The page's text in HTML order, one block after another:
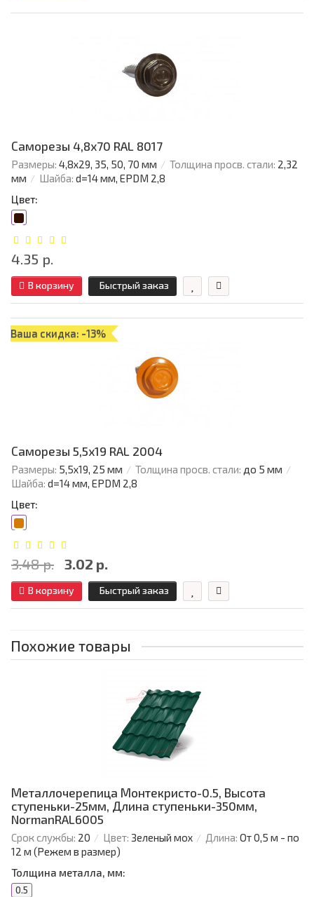
Саморезы 4,8х70 RAL 8017
Размеры: 4,8х29, 35, 50, 70 мм Толщина просв. стали: 2,32
мм
Шайба: d=14 мм, EPDM 2,8
Цвет:
4.35 р.
В корзину Быстрый заказ
Ваша скидка: -13%
Саморезы 5,5х19 RAL 2004
Размеры: 5,5х19, 25 мм Толщина просв. стали: до 5 мм
Шайба: d=14 мм, EPDM 2,8
Цвет:
3.48 р. 3.02 р.
В корзину Быстрый заказ
Похожие товары
Металлочерепица Монтекристо-0.5, Высота
ступеньки-25мм, Длина ступеньки-350мм,
NormanRAL6005
Срок службы: 20 Цвет: Зеленый мох Длина: От 0,5 м - по
12 м (Режем в размер)
Толщина металла, мм:
0.5